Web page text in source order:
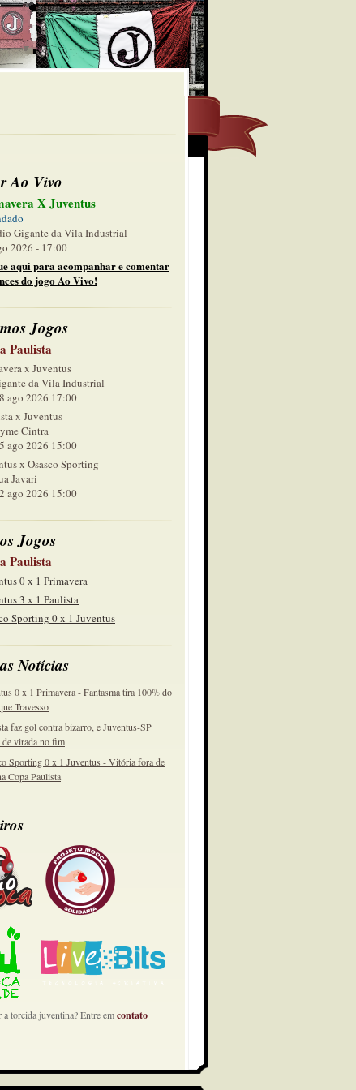
Ao Vivo
X Juventus
Gigante da Vila Industrial
2026 - 17:00
aqui para acompanhar e comentar
do jogo Ao Vivo!
Jogos
Paulista
x Juventus
da Vila Industrial
2026 17:00
x Juventus
Cintra
2026 15:00
x Osasco Sporting
Javari
2026 15:00
Jogos
Paulista
0 x 1 Primavera
3 x 1 Paulista
Sporting 0 x 1 Juventus
Notícias
0 x 1 Primavera - Fantasma tira 100% do
Travesso
faz gol contra bizarro, e Juventus-SP
de virada no fim
Sporting 0 x 1 Juventus - Vitória fora de
Copa Paulista
a torcida juventina? Entre emcontato